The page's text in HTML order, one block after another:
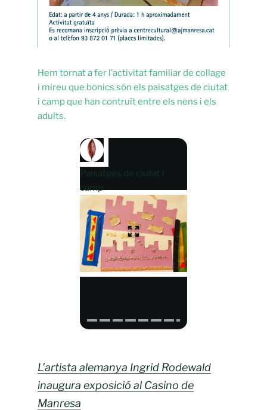
Hem tornat a fer l’activitat familiar de collage
i mireu que bonics són els paisatges de ciutat
i camp que han contruït entre els nens i els
adults.
Paisatges de ciutat i
camp
L’artista alemanya Ingrid Rodewald
inaugura exposició al Casino de
Manresa